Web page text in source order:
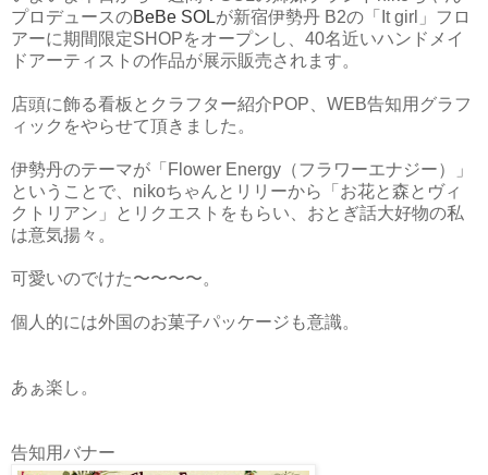
プロデュースのBeBe SOLが新宿伊勢丹 B2の「It girl」フロ
アーに期間限定SHOPをオープンし、40名近いハンドメイ
ドアーティストの作品が展示販売されます。
店頭に飾る看板とクラフター紹介POP、WEB告知用グラフ
ィックをやらせて頂きました。
伊勢丹のテーマが「Flower Energy（フラワーエナジー）」
ということで、nikoちゃんとリリーから「お花と森とヴィ
クトリアン」とリクエストをもらい、おとぎ話大好物の私
は意気揚々。
可愛いのでけた〜〜〜〜。
個人的には外国のお菓子パッケージも意識。
あぁ楽し。
告知用バナー